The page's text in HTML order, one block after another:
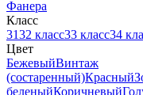
Фанера
Класс
3132 класс33 класс34
Цвет
БежевыйВинтаж
(состаренный)Красный
беленыйКоричневый